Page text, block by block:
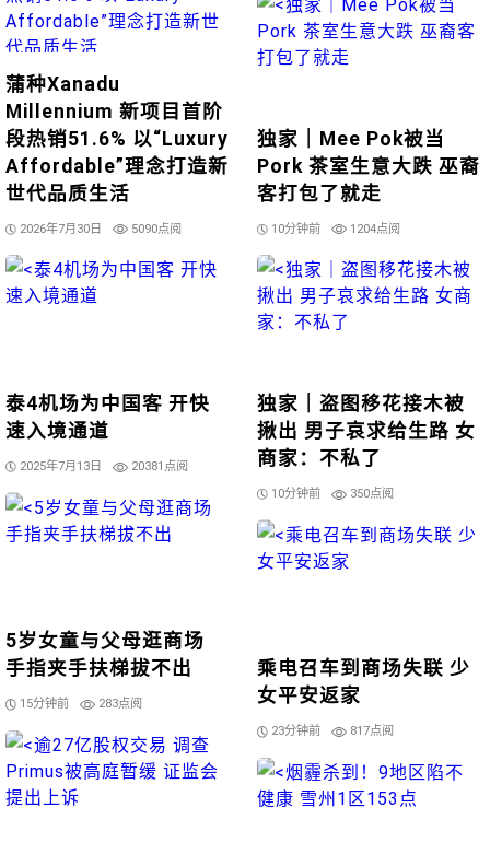
蒲种Xanadu
Millennium 新项目首阶
段热销51.6% 以“Luxury
Affordable”理念打造新
世代品质生活
2026年7月30日 5090点阅
独家｜Mee Pok被当
Pork 茶室生意大跌 巫裔
客打包了就走
10分钟前 1204点阅
泰4机场为中国客 开快
速入境通道
2025年7月13日 20381点阅
独家｜盗图移花接木被
揪出 男子哀求给生路 女
商家：不私了
10分钟前 350点阅
5岁女童与父母逛商场
手指夹手扶梯拔不出
15分钟前 283点阅
乘电召车到商场失联 少
女平安返家
23分钟前 817点阅